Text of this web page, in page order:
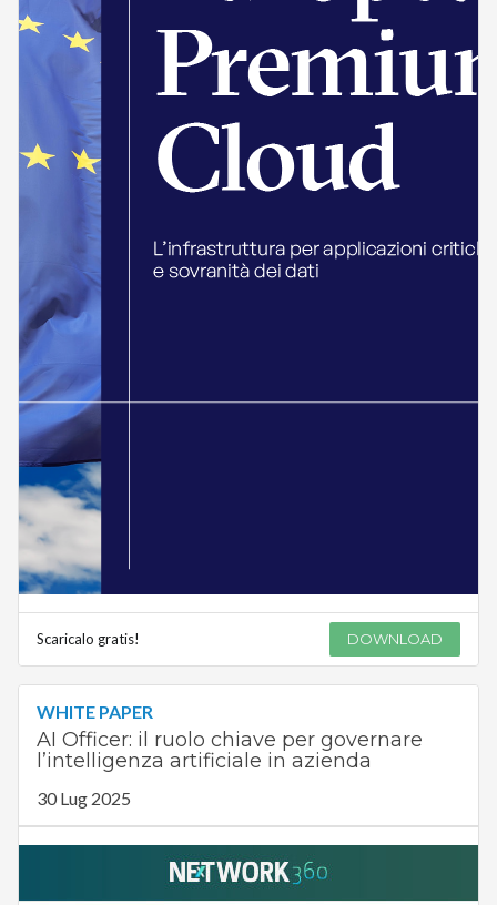
Scaricalo gratis! DOWNLOAD
WHITE PAPER
AI Officer: il ruolo chiave per governare
l’intelligenza artificiale in azienda
30 Lug 2025